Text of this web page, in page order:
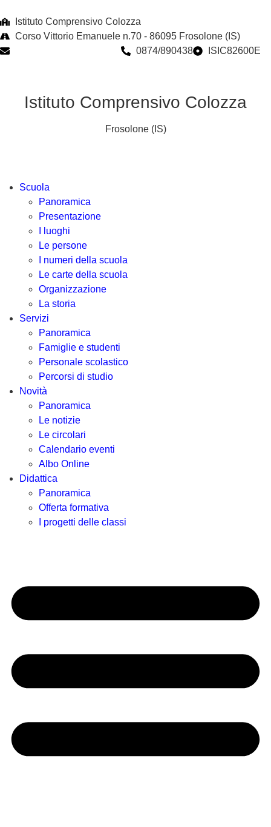
Istituto Comprensivo Colozza
Corso Vittorio Emanuele n.70 - 86095 Frosolone (IS)
0874/890438 ISIC82600E
Istituto Comprensivo Colozza
Frosolone (IS)
Scuola
Panoramica
Presentazione
I luoghi
Le persone
I numeri della scuola
Le carte della scuola
Organizzazione
La storia
Servizi
Panoramica
Famiglie e studenti
Personale scolastico
Percorsi di studio
Novità
Panoramica
Le notizie
Le circolari
Calendario eventi
Albo Online
Didattica
Panoramica
Offerta formativa
I progetti delle classi